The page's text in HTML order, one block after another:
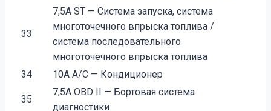
33
7,5A ST — Система запуска, система
многоточечного впрыска топлива /
система последовательного
многоточечного впрыска топлива
34
10A A/C — Кондиционер
35
7,5A OBD II — Бортовая система
диагностики